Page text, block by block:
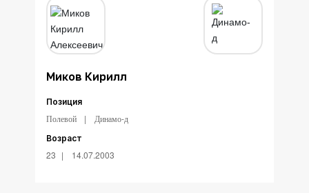
Миков Кирилл
Позиция
Полевой Динамо-д
Возраст
23 14.07.2003